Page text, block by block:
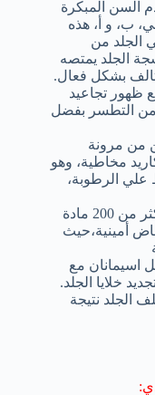
السن المبكرة
ب، و أ، هذه
الجلد من
الجلد يمتصه
بشكل فعال.
ظهور تجاعيد
من التطسر بفضل
من مرونة
مخاطية، وهو
الرطوبة،
يحتوي علي 96% ماء و يحتوي علي أكثر من 200 مادة
نياسيناميد وكولاين و 18 أحماض أمينية،حيث
اسيمانان مع
خلايا الجلد.
الجلد نتيجة